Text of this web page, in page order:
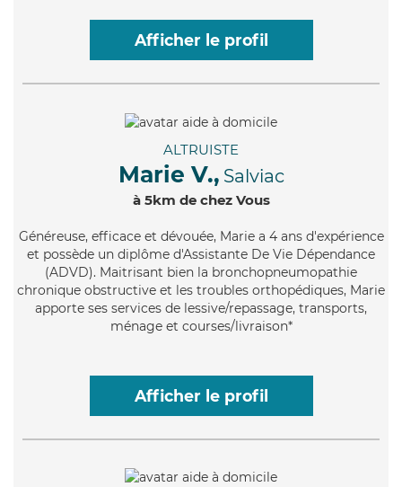
Afficher le profil
ALTRUISTE
Marie V., Salviac
à 5km de chez Vous
Généreuse, efficace et dévouée, Marie a 4 ans d'expérience
et possède un diplôme d'Assistante De Vie Dépendance
(ADVD). Maitrisant bien la bronchopneumopathie
chronique obstructive et les troubles orthopédiques, Marie
apporte ses services de lessive/repassage, transports,
ménage et courses/livraison*
Afficher le profil